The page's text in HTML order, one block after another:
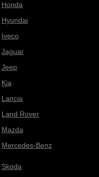
Honda
Hyundai
Iveco
Jaguar
Jeep
Kia
Lancia
Land Rover
Mazda
Mercedes-Benz
Skoda